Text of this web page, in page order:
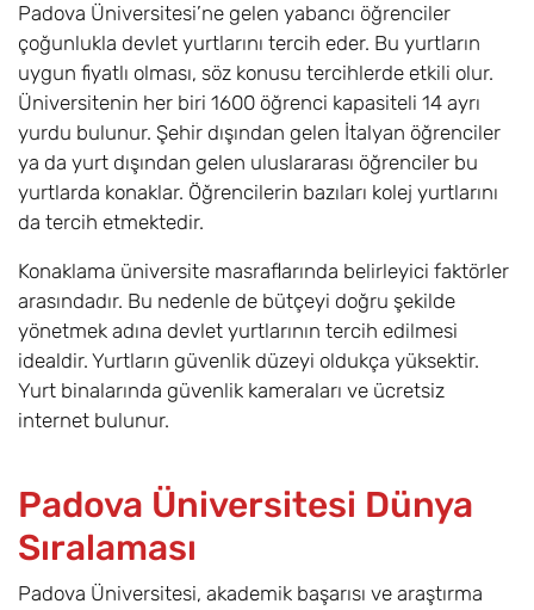
Padova Üniversitesi’ne gelen yabancı öğrenciler
çoğunlukla devlet yurtlarını tercih eder. Bu yurtların
uygun fiyatlı olması, söz konusu tercihlerde etkili olur.
Üniversitenin her biri 1600 öğrenci kapasiteli 14 ayrı
yurdu bulunur. Şehir dışından gelen İtalyan öğrenciler
ya da yurt dışından gelen uluslararası öğrenciler bu
yurtlarda konaklar. Öğrencilerin bazıları kolej yurtlarını
da tercih etmektedir.
Konaklama üniversite masraflarında belirleyici faktörler
arasındadır. Bu nedenle de bütçeyi doğru şekilde
yönetmek adına devlet yurtlarının tercih edilmesi
idealdir. Yurtların güvenlik düzeyi oldukça yüksektir.
Yurt binalarında güvenlik kameraları ve ücretsiz
internet bulunur.
Padova Üniversitesi Dünya
Sıralaması
Padova Üniversitesi, akademik başarısı ve araştırma